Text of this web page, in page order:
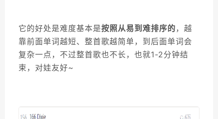
它的好处是难度基本是按照从易到难排序的，越
靠前面单词越短、整首歌越简单，到后面单词会
复杂一点，不过整首歌也不长，也就1-2分钟结
束，对娃友好~